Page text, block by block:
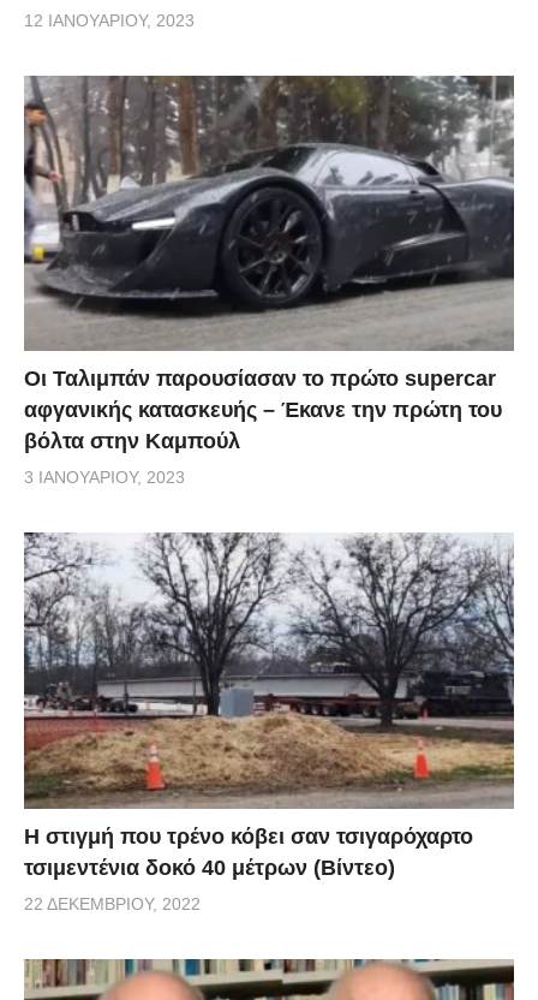
12 ΙΑΝΟΥΑΡΊΟΥ, 2023
Οι Ταλιμπάν παρουσίασαν το πρώτο supercar
αφγανικής κατασκευής – Έκανε την πρώτη του
βόλτα στην Καμπούλ
3 ΙΑΝΟΥΑΡΊΟΥ, 2023
H στιγμή που τρένο κόβει σαν τσιγαρόχαρτο
τσιμεντένια δοκό 40 μέτρων (Βίντεο)
22 ΔΕΚΕΜΒΡΊΟΥ, 2022